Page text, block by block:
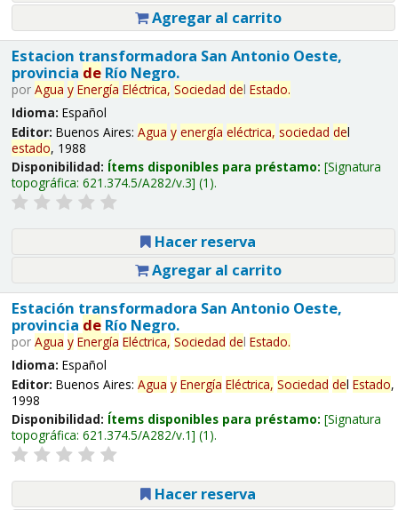
Agregar al carrito
Estacion transformadora San Antonio Oeste,
provincia deRío Negro.
por Agua y Energía Eléctrica, Sociedad del Estado.
Idioma: Español
Editor: Buenos Aires: Agua y energía eléctrica, sociedad del
estado, 1988
Disponibilidad: Ítems disponibles para préstamo: Signatura
topográfica: 621.374.5/A282/v.3 (1).
Hacer reserva
Agregar al carrito
Estación transformadora San Antonio Oeste,
provincia deRío Negro.
por Agua y Energía Eléctrica, Sociedad del Estado.
Idioma: Español
Editor: Buenos Aires: Agua y Energía Eléctrica, Sociedad del Estado,
1998
Disponibilidad: Ítems disponibles para préstamo: Signatura
topográfica: 621.374.5/A282/v.1 (1).
Hacer reserva